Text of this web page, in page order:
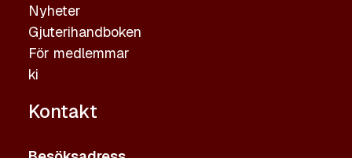
Nyheter
Gjuterihandboken
För medlemmar
ki
Kontakt